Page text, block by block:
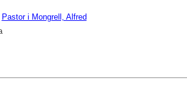
Pastor i Mongrell, Alfred